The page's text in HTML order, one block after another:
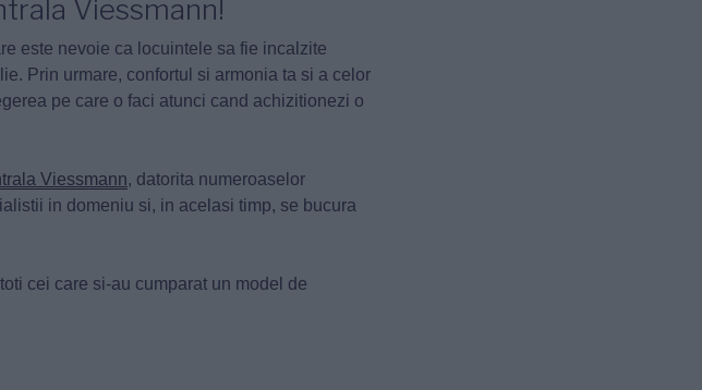
Viessmann!
este nevoie ca locuintele sa fie incalzite
Prin urmare, confortul si armonia ta si a celor
pe care o faci atunci cand achizitionezi o
Viessmann, datorita numeroaselor
in domeniu si, in acelasi timp, se bucura
cei care si-au cumparat un model de